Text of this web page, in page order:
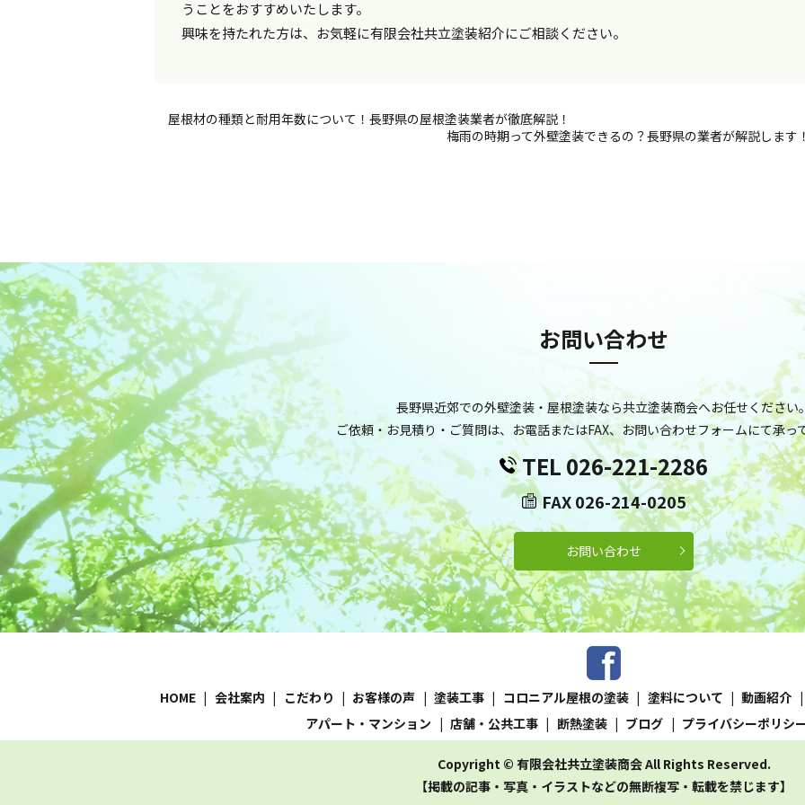
うことをおすすめいたします。
興味を持たれた方は、お気軽に有限会社共立塗装紹介にご相談ください。
屋根材の種類と耐用年数について！長野県の屋根塗装業者が徹底解説！
梅雨の時期って外壁塗装できるの？長野県の業者が解説します
お問い合わせ
長野県近郊での外壁塗装・屋根塗装なら共立塗装商会へお任せください
ご依頼・お見積り・ご質問は、お電話またはFAX、お問い合わせフォームにて承っ
TEL 026-221-2286
FAX 026-214-0205
お問い合わせ
HOME 会社案内 こだわり お客様の声 塗装工事 コロニアル屋根の塗装 塗料について
動画紹介
アパート・マンション
店舗・公共工事 断熱塗装 ブログ プライバシーポリシ
Copyright © 有限会社共立塗装商会 All Rights Reserved.
【掲載の記事・写真・イラストなどの無断複写・転載を禁じます】